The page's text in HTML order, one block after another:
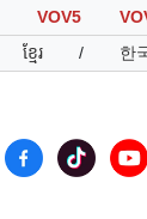
VOV5
ខ្មែរ / 한